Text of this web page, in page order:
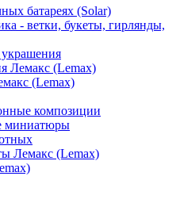
батареях (Solar)
- ветки, букеты, гирлянды,
Лемакс (Lemax)
(Lemax)
композиции
миниатюры
Лемакс (Lemax)